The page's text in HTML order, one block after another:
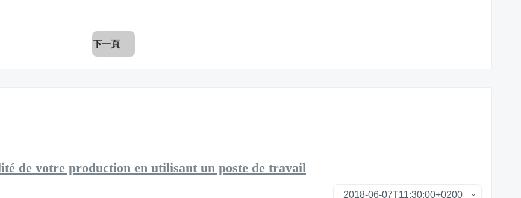
下一頁
de votre production en utilisant un poste de travail